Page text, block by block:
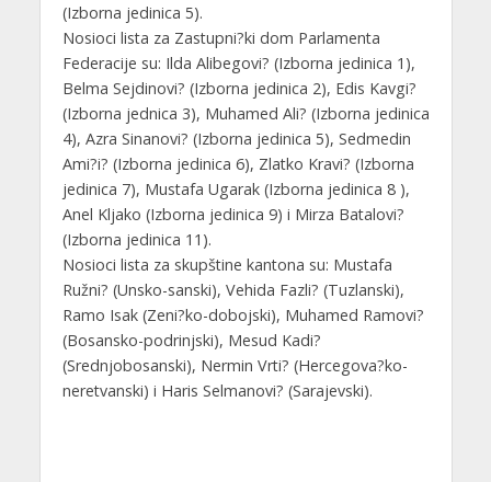
(Izborna jedinica 5).
Nosioci lista za Zastupni?ki dom Parlamenta
Federacije su: Ilda Alibegovi? (Izborna jedinica 1),
Belma Sejdinovi? (Izborna jedinica 2), Edis Kavgi?
(Izborna jednica 3), Muhamed Ali? (Izborna jedinica
4), Azra Sinanovi? (Izborna jedinica 5), Sedmedin
Ami?i? (Izborna jedinica 6), Zlatko Kravi? (Izborna
jedinica 7), Mustafa Ugarak (Izborna jedinica 8 ),
Anel Kljako (Izborna jedinica 9) i Mirza Batalovi?
(Izborna jedinica 11).
Nosioci lista za skupštine kantona su: Mustafa
Ružni? (Unsko-sanski), Vehida Fazli? (Tuzlanski),
Ramo Isak (Zeni?ko-dobojski), Muhamed Ramovi?
(Bosansko-podrinjski), Mesud Kadi?
(Srednjobosanski), Nermin Vrti? (Hercegova?ko-
neretvanski) i Haris Selmanovi? (Sarajevski).